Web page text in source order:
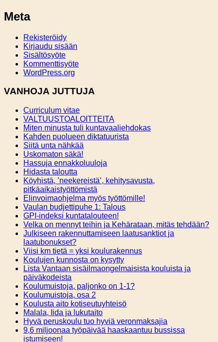
Meta
Rekisteröidy
Kirjaudu sisään
Sisältösyöte
Kommenttisyöte
WordPress.org
VANHOJA JUTTUJA
Curriculum vitae
VALTUUSTOALOITTEITA
Miten minusta tuli kuntavaaliehdokas
Kahden puolueen diktatuurista
Siitä unta nähkää
Uskomaton säkä!
Hassuja ennakkoluuloja
Hidasta taloutta
Köyhistä, ’neekereistä’, kehitysavusta,
pitkäaikaistyöttömistä
Elinvoimaohjelma myös työttömille!
Vaulan budjettipuhe 1: Talous
GPI-indeksi kuntatalouteen!
Velka on mennyt teihin ja Kehärataan, mitäs tehdään?
Julkiseen rakennuttamiseen laatusanktiot ja
laatubonukset?
Viisi km tietä = yksi koulurakennus
Koulujen kunnosta on kysytty
Lista Vantaan sisäilmaongelmaisista kouluista ja
päiväkodeista
Koulumuistoja, paljonko on 1-1?
Koulumuistoja, osa 2
Koulusta aito kotiseutuyhteisö
Malala, Iida ja lukutaito
Hyvä peruskoulu tuo hyviä veronmaksajia
9,6 miljoonaa työpäivää haaskaantuu bussissa
istumiseen!